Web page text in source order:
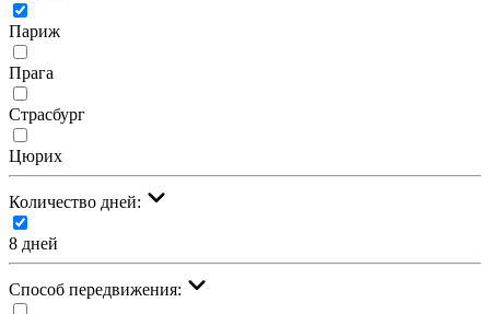
Париж
Прага
Страсбург
Цюрих
Количество дней:
8 дней
Cпособ передвижения: